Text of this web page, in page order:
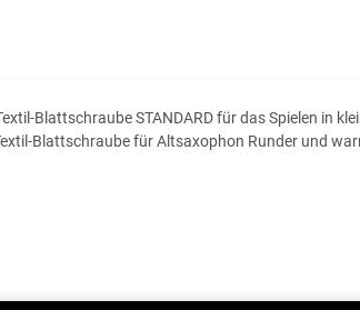
Blattschraube STANDARD für das Spielen in
Blattschraube für Altsaxophon Runder und